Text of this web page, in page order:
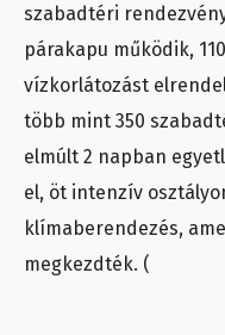
szabadtéri
párakapu működik,
vízkorlátozást
több mint 350
elmúlt 2 napban
el, öt intenzív
klímaberendezés,
megkezdték. (